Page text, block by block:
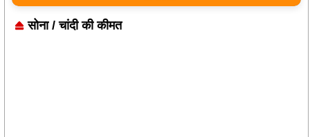
सोना / चांदी की कीमत